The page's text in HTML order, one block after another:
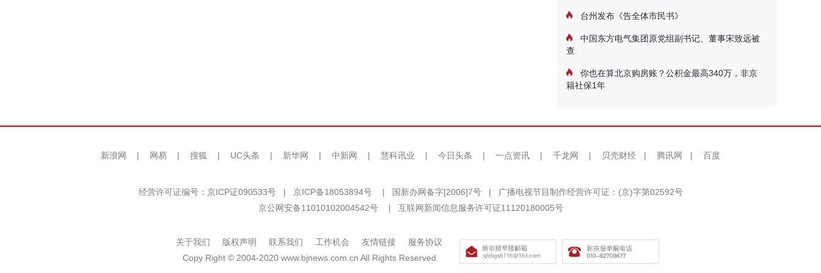
台州发布《告全体市民书》
中国东方电气集团原党组副书记、董事宋致远被
查
你也在算北京购房账？公积金最高340万，非京
籍社保1年
新浪网 | 网易 | 搜狐 | UC头条 | 新华网 | 中新网 | 慧科讯业 | 今日头条 | 一点资讯 | 千龙网 | 贝壳财经 | 腾讯网 | 百度
经营许可证编号：京ICP证090533号 | 京ICP备18053894号 | 国新办网备字[2006]7号 |
广播电视节目制作经营许可证：(京)字第02592号
京公网安备11010102004542号
| 互联网新闻信息服务许可证11120180005号
关于我们 版权声明 联系我们 工作机会 友情链接
服务协议
Copy Right © 2004-2020 www.bjnews.com.cn All Rights Reserved